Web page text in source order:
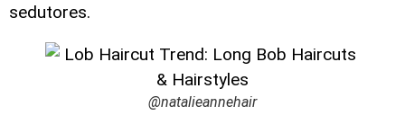
sedutores.
@natalieannehair